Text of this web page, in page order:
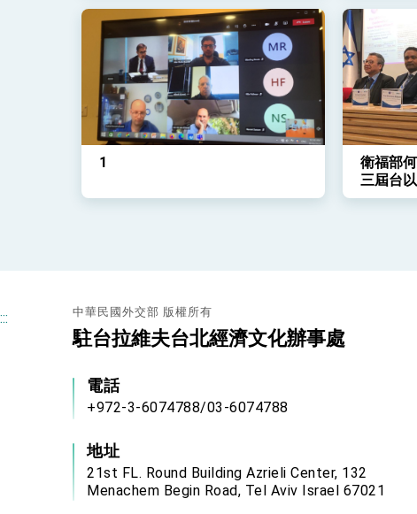
1
衛福部
三屆台
會」
::: 中華民國外交部 版權所有
駐台拉維夫台北經濟文化辦事處
電話
+972-3-6074788/03-6074788
地址
21st FL. Round Building Azrieli Center, 132
Menachem Begin Road, Tel Aviv Israel 67021